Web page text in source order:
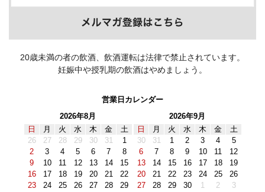
20歳未満の者の飲酒、飲酒運転は法律で禁止されています。
妊娠中や授乳期の飲酒はやめましょう。
営業日カレンダー
2026年8月
日
月 火 水 木 金
土
26
27 28 29 30 31
1
2
3 4 5 6 7
8
9
10 11 12 13 14
15
16
17 18 19 20 21
22
23
24 25 26 27 28
29
2026年9月
日
月 火 水 木 金
土
30
31 1 2 3 4
5
6
7 8 9 10 11
12
13
14 15 16 17 18
19
20
21 22 23 24 25
26
27
28 29 30 1 2 3